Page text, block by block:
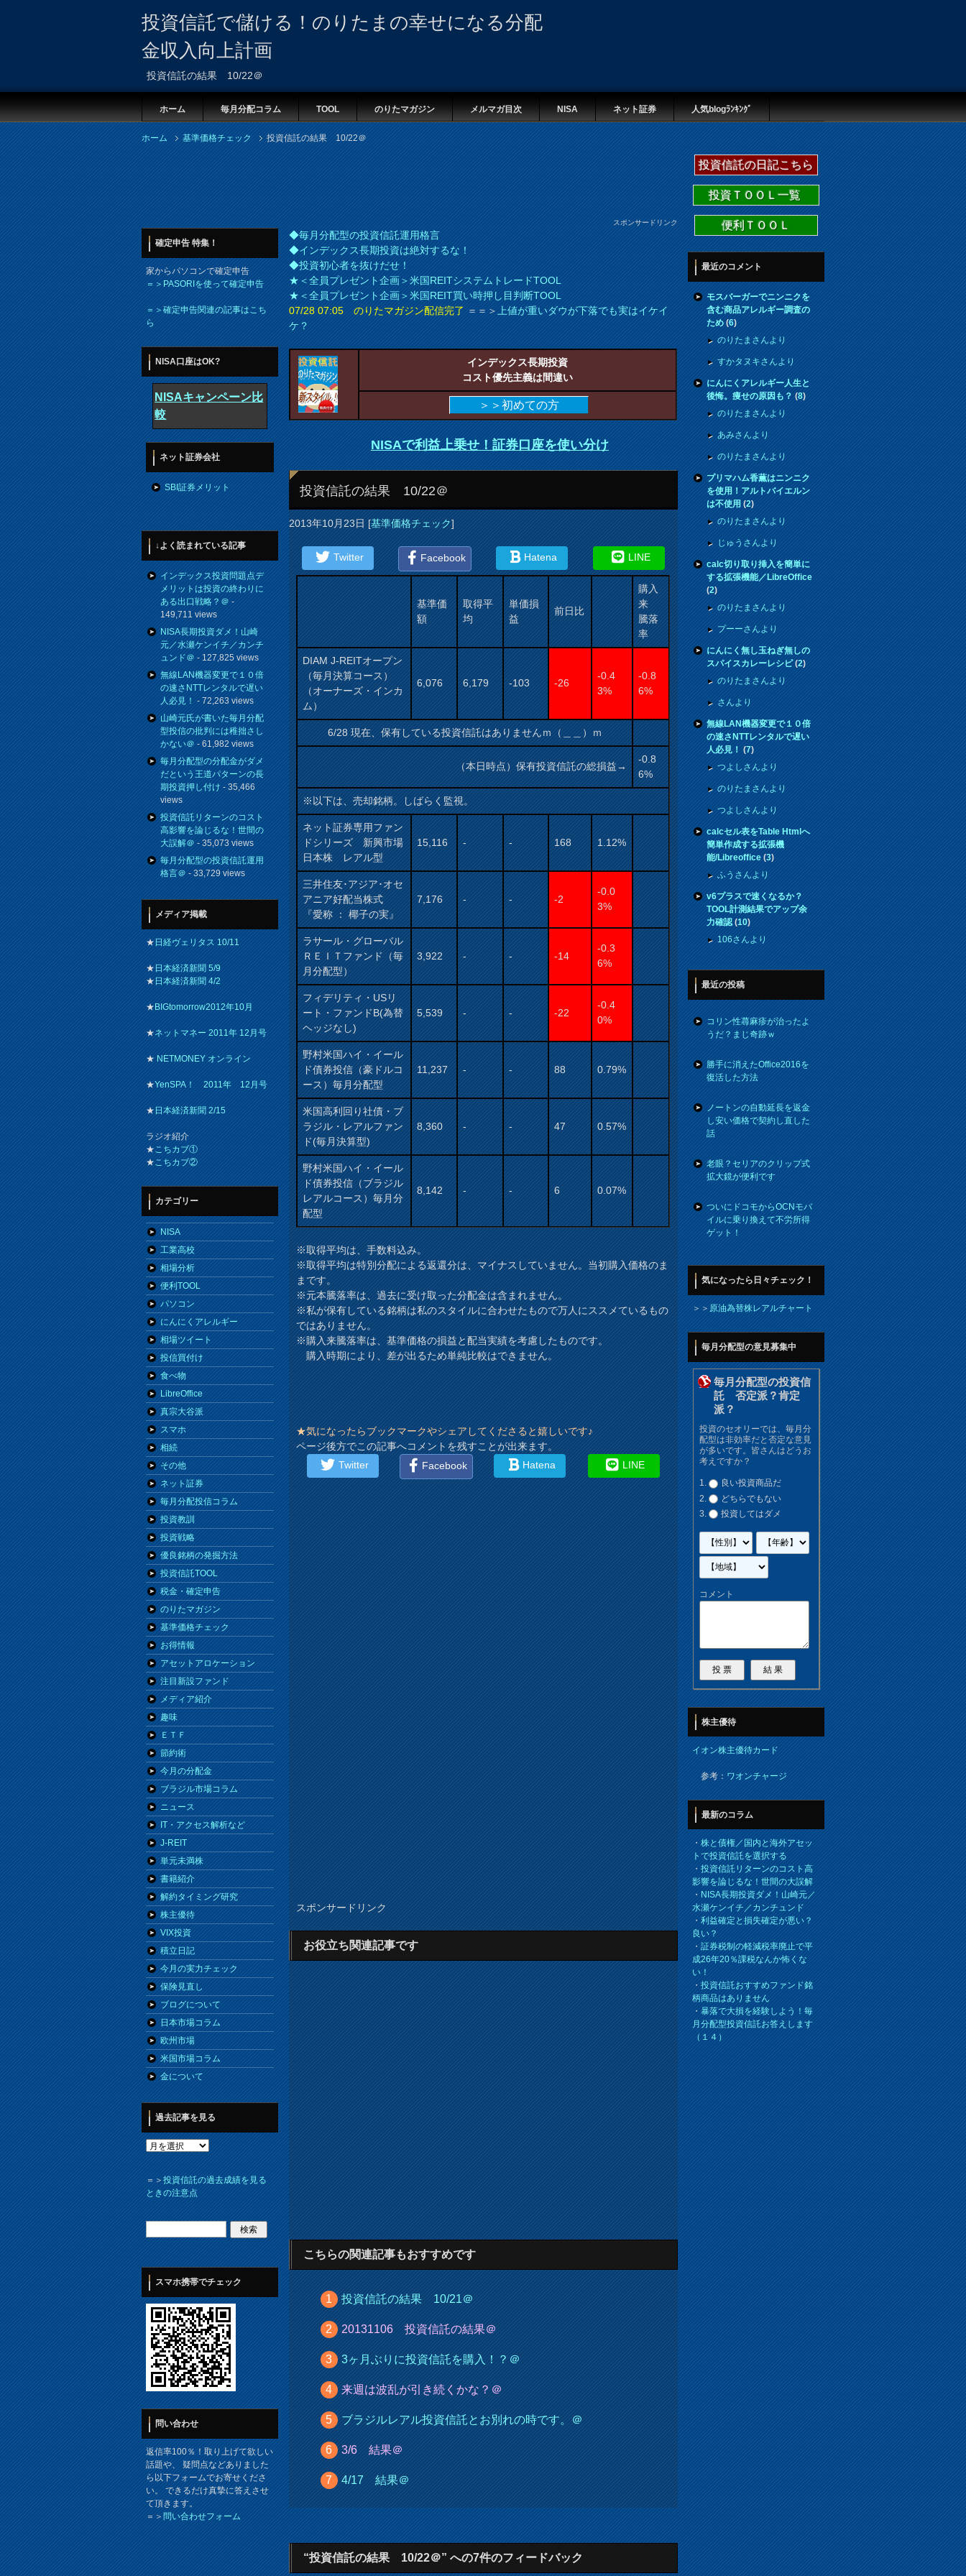
投資信託で儲ける！のりたまの幸せになる分配
金収入向上計画
投資信託の結果 10/22＠
ホーム 毎月分配コラム TOOL のりたマガジン メルマガ目次 NISA ネット証券 人気blogﾗﾝｷﾝｸﾞ
ホーム 基準価格チェック 投資信託の結果 10/22＠
スポンサードリンク
◆毎月分配型の投資信託運用格言
◆インデックス長期投資は絶対するな！
◆投資初心者を抜けだせ！
★＜全員プレゼント企画＞米国REITシステムトレードTOOL
★＜全員プレゼント企画＞米国REIT買い時押し目判断TOOL
07/28 07:05 のりたマガジン配信完了＝＝＞上値が重いダウが下落でも実はイケイ
ケ？
インデックス長期投資
コスト優先主義は間違い
＞＞初めての方
NISAで利益上乗せ！証券口座を使い分け
投資信託の結果 10/22＠
2013年10月23日[基準価格チェック]
Twitter Facebook Hatena LINE
基準価
額
取得平
均
単価損
益
前日比
購入
来
騰落
率
DIAM J-REITオープン
（毎月決算コース）
（オーナーズ・インカ
ム）
6,076 6,179 -103 -26
-0.4
3%
-0.8
6%
6/28 現在、保有している投資信託はありませんｍ（＿＿）ｍ
（本日時点）保有投資信託の総損益→
-0.8
6%
※以下は、売却銘柄。しばらく監視。
ネット証券専用ファン
ドシリーズ 新興市場
日本株 レアル型
15,116 - - 168 1.12%
三井住友･アジア･オセ
アニア好配当株式
『愛称 ： 椰子の実』
7,176 - - -2
-0.0
3%
ラサール・グローバル
ＲＥＩＴファンド（毎
月分配型）
3,922 - - -14
-0.3
6%
フィデリティ・USリ
ート・ファンドB(為替
ヘッジなし)
5,539 - - -22
-0.4
0%
野村米国ハイ・イール
ド債券投信（豪ドルコ
ース）毎月分配型
11,237 - - 88 0.79%
米国高利回り社債・ブ
ラジル・レアルファン
ド(毎月決算型)
8,360 - - 47 0.57%
野村米国ハイ・イール
ド債券投信（ブラジル
レアルコース）毎月分
配型
8,142 - - 6 0.07%
※取得平均は、手数料込み。
※取得平均は特別分配による返還分は、マイナスしていません。当初購入価格のま
まです。
※元本騰落率は、過去に受け取った分配金は含まれません。
※私が保有している銘柄は私のスタイルに合わせたもので万人にススメているもの
ではありません。
※購入来騰落率は、基準価格の損益と配当実績を考慮したものです。
購入時期により、差が出るため単純比較はできません。
★気になったらブックマークやシェアしてくださると嬉しいです♪
ページ後方でこの記事へコメントを残すことが出来ます。
Twitter
Facebook Hatena LINE
スポンサードリンク
お役立ち関連記事です
こちらの関連記事もおすすめです
投資信託の結果 10/21＠
20131106 投資信託の結果＠
3ヶ月ぶりに投資信託を購入！？＠
来週は波乱が引き続くかな？＠
ブラジルレアル投資信託とお別れの時です。＠
3/6 結果＠
4/17 結果＠
“投資信託の結果 10/22＠” への7件のフィードバック
確定申告 特集！
家からパソコンで確定申告
＝＞PASORIを使って確定申告
＝＞確定申告関連の記事はこち
ら
NISA口座はOK?
NISAキャンペーン比
較
ネット証券会社
SBI証券メリット
↓よく読まれている記事
インデックス投資問題点デ
メリットは投資の終わりに
ある出口戦略？＠-
149,711 views
NISA長期投資ダメ！山崎
元／水瀬ケンイチ／カンチ
ュンド＠- 127,825 views
無線LAN機器変更で１０倍
の速さNTTレンタルで遅い
人必見！- 72,263 views
山崎元氏が書いた毎月分配
型投信の批判には稚拙さし
かない＠- 61,982 views
毎月分配型の分配金がダメ
だという王道パターンの長
期投資押し付け- 35,466
views
投資信託リターンのコスト
高影響を論じるな！世間の
大誤解＠- 35,073 views
毎月分配型の投資信託運用
格言＠- 33,729 views
メディア掲載
★日経ヴェリタス 10/11
★日本経済新聞 5/9
★日本経済新聞 4/2
★BIGtomorrow2012年10月
★ネットマネー 2011年 12月号
★NETMONEY オンライン
★YenSPA！ 2011年 12月号
★日本経済新聞 2/15
ラジオ紹介
★こちカブ①
★こちカブ②
カテゴリー
NISA
工業高校
相場分析
便利TOOL
パソコン
にんにくアレルギー
相場ツイート
投信買付け
食べ物
LibreOffice
真宗大谷派
スマホ
相続
その他
ネット証券
毎月分配投信コラム
投資教訓
投資戦略
優良銘柄の発掘方法
投資信託TOOL
税金・確定申告
のりたマガジン
基準価格チェック
お得情報
アセットアロケーション
注目新設ファンド
メディア紹介
趣味
ＥＴＦ
節約術
今月の分配金
ブラジル市場コラム
ニュース
IT・アクセス解析など
J-REIT
単元未満株
書籍紹介
解約タイミング研究
株主優待
VIX投資
積立日記
今月の実力チェック
保険見直し
ブログについて
日本市場コラム
欧州市場
米国市場コラム
金について
過去記事を見る
＝＞投資信託の過去成績を見る
ときの注意点
スマホ携帯でチェック
問い合わせ
返信率100％！取り上げて欲しい
話題や、 疑問点などありました
ら以下フォームでお寄せくださ
い。 できるだけ真摯に答えさせ
て頂きます。
＝＞問い合わせフォーム
投資信託の日記こちら
投資ＴＯＯＬ一覧
便利ＴＯＯＬ
最近のコメント
モスバーガーでニンニクを
含む商品アレルギー調査の
ため(6)
のりたまさんより
すかタヌキさんより
にんにくアレルギー人生と
後悔。痩せの原因も？(8)
のりたまさんより
あみさんより
のりたまさんより
プリマハム香薫はニンニク
を使用！アルトバイエルン
は不使用(2)
のりたまさんより
じゅうさんより
calc切り取り挿入を簡単に
する拡張機能／LibreOffice
(2)
のりたまさんより
プーーさんより
にんにく無し玉ねぎ無しの
スパイスカレーレシピ(2)
のりたまさんより
さんより
無線LAN機器変更で１０倍
の速さNTTレンタルで遅い
人必見！(7)
つよしさんより
のりたまさんより
つよしさんより
calcセル表をTable Htmlへ
簡単作成する拡張機
能/Libreoffice(3)
ふうさんより
v6プラスで速くなるか？
TOOL計測結果でアップ余
力確認(10)
106さんより
最近の投稿
コリン性蕁麻疹が治ったよ
うだ？まじ奇跡ｗ
勝手に消えたOffice2016を
復活した方法
ノートンの自動延長を返金
し安い価格で契約し直した
話
老眼？セリアのクリップ式
拡大鏡が便利です
ついにドコモからOCNモバ
イルに乗り換えて不労所得
ゲット！
気になったら日々チェック！
＞＞原油為替株レアルチャート
毎月分配型の意見募集中
毎月分配型の投資信
託 否定派？肯定
派？
投資のセオリーでは、毎月分
配型は非効率だと否定な意見
が多いです。皆さんはどうお
考えですか？
良い投資商品だ
どちらでもない
投資してはダメ
コメント
株主優待
イオン株主優待カード
参考：ワオンチャージ
最新のコラム
・株と債権／国内と海外アセッ
トで投資信託を選択する
・投資信託リターンのコスト高
影響を論じるな！世間の大誤解
・NISA長期投資ダメ！山崎元／
水瀬ケンイチ／カンチュンド
・利益確定と損失確定が悪い？
良い？
・証券税制の軽減税率廃止で平
成26年20％課税なんか怖くな
い！
・投資信託おすすめファンド銘
柄商品はありません
・暴落で大損を経験しよう！毎
月分配型投資信託お答えします
（１４）